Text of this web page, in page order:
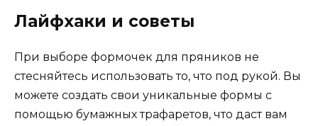
Лайфхаки и советы
При выборе формочек для пряников не
стесняйтесь использовать то, что под рукой. Вы
можете создать свои уникальные формы с
помощью бумажных трафаретов, что даст вам